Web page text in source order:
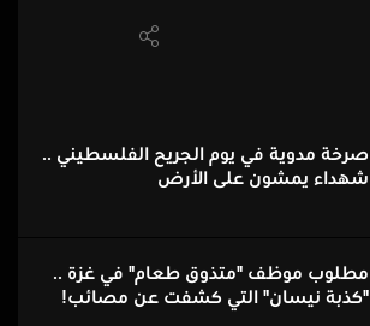
صرخة مدوية في يوم الجريح الفلسطيني ..
شهداء يمشون على الأرض
مطلوب موظف "متذوق طعام" في غزة ..
"كذبة نيسان" التي كشفت عن مصائب!